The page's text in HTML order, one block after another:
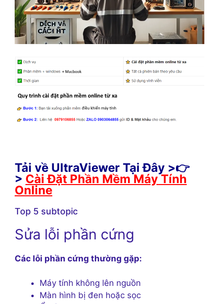
Tải về UltraViewer Tại Đây >👉
> Cài Đặt Phần Mềm Máy Tính
Online
Top 5 subtopic
Sửa lỗi phần cứng
Các lỗi phần cứng thường gặp:
Máy tính không lên nguồn
Màn hình bị đen hoặc sọc